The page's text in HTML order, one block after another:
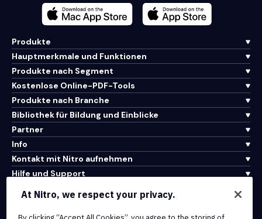
Produkte
Hauptmerkmale und Funktionen
Produkte nach Segment
Kostenlose Online-PDF-Tools
Produkte nach Branche
Bibliothek für Bildung und Einblicke
Partner
Info
Kontakt mit Nitro aufnehmen
Hilfe und Support
At Nitro, we respect your privacy.